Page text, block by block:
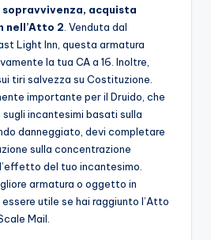
acquista
nell’Atto 2. Venduta dal
Light Inn, questa armatura
la tua CA a 16. Inoltre,
tiri salvezza su Costituzione.
importante per il Druido, che
incantesimi basati sulla
danneggiato, devi completare
sulla concentrazione
del tuo incantesimo.
armatura o oggetto in
utile se hai raggiunto l’Atto
Mail.